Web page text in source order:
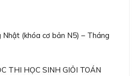
Nhật (khóa cơ bản N5) – Tháng
THI HỌC SINH GIỎI TOÁN